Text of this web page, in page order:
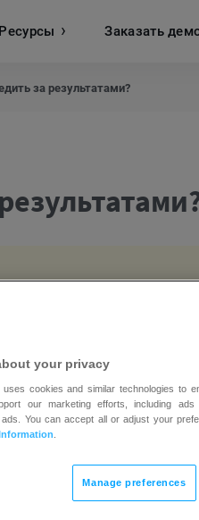
Ресурсы Заказать
Поиск
за результатами?
перейдите в
your privacy
cookies and similar technologies to
our marketing efforts, including
ads. You can accept all or adjust your
Manage preferences